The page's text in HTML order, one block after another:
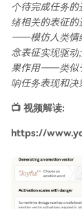
个待完成任务
绪相关的表征的
——模仿人类情
念表征实现驱
果作用——类似
响任务表现和决
📺 视频解读:
https://